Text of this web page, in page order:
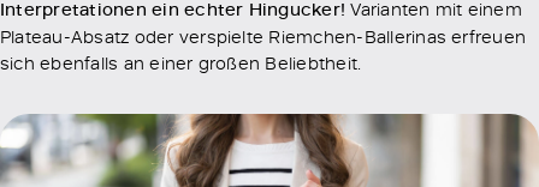
Interpretationen ein echter Hingucker! Varianten mit einem
Plateau-Absatz oder verspielte Riemchen-Ballerinas erfreuen
sich ebenfalls an einer großen Beliebtheit.